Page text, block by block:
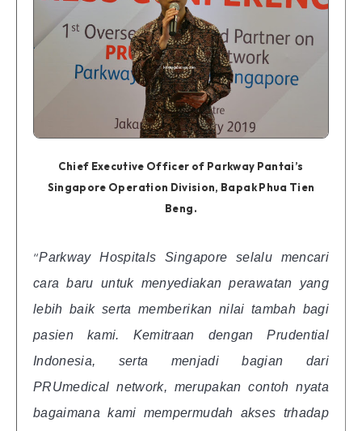
Chief Executive Officer of Parkway Pantai’s
Singapore Operation Division, Bapak Phua Tien
Beng.
“Parkway Hospitals Singapore selalu mencari
cara baru untuk menyediakan perawatan yang
lebih baik serta memberikan nilai tambah bagi
pasien kami. Kemitraan dengan Prudential
Indonesia, serta menjadi bagian dari
PRUmedical network, merupakan contoh nyata
bagaimana kami mempermudah akses trhadap